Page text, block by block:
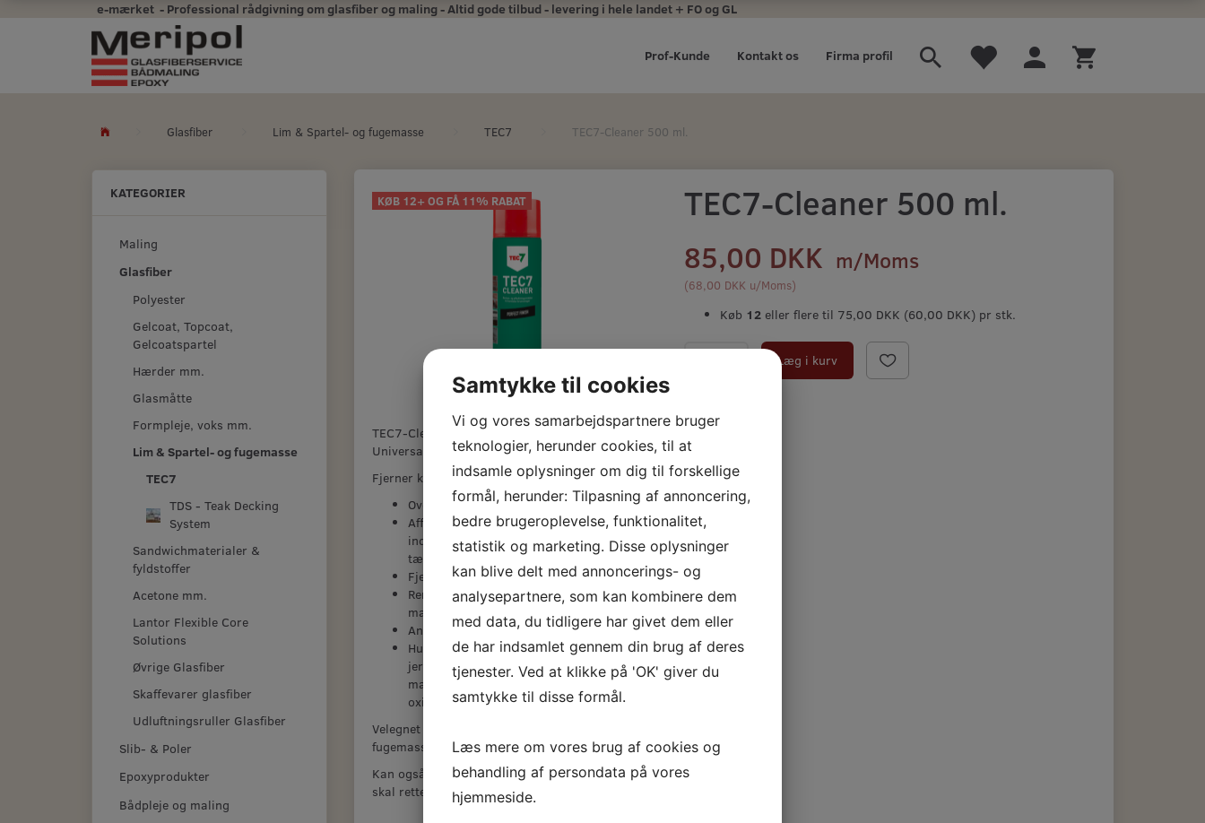
e-mærket - Professional rådgivning om glasfiber og maling - Altid gode tilbud - levering i hele landet + FO og GL
Firma profil
Kontakt os
Prof-Kunde
Glasfiber Lim & Spartel- og fugemasse TEC7 TEC7-Cleaner 500 ml.
KATEGORIER
Maling
Glasfiber
Polyester
Gelcoat, Topcoat,
Gelcoatspartel
Hærder mm.
Glasmåtte
Formpleje, voks mm.
Lim & Spartel- og fugemasse
TEC7
TDS - Teak Decking
System
Sandwichmaterialer &
fyldstoffer
Acetone mm.
Lantor Flexible Core
Solutions
Øvrige Glasfiber
Skaffevarer glasfiber
Udluftningsruller Glasfiber
Slib- & Poler
Epoxyprodukter
Bådpleje og maling
KØB 12+ OG FÅ 11% RABAT
TEC7-Cleaner 500 ml. Spray.
Universalt affedtnings- og rengøringsmiddel.
Fjerner kemisk forurening.
Overfladebehandling af samlinger.
Affedtning og rengøring af alle overflader
inden brug af klæbe- og
tætningsprodukter.
Fjernelse af klistermærke- og limrester.
Rengøring og affedtning af værktøj og
maskiner.
Angriber ikke lak eller syntetisk materiale.
Hurtig og sikker affedtning af jern- og ikke-
jernholdige metaller før limning eller
maling. Tec7 Cleaner danner ikke noget
oxidlag med letmetaller.
Velegnet til affedtning inden påførsel af TEC7
fugemasse.
Kan også bruges til at spraye på fugen når man
skal rette af.
TEC7-Cleaner 500 ml.
85,00 DKK m/Moms
(68,00 DKK u/Moms)
Køb 12 eller flere til 75,00 DKK (60,00 DKK) pr stk.
Læg i kurv
Samtykke til cookies
Vi og vores samarbejdspartnere bruger
teknologier, herunder cookies, til at
indsamle oplysninger om dig til forskellige
formål, herunder: Tilpasning af annoncering,
bedre brugeroplevelse, funktionalitet,
statistik og marketing. Disse oplysninger
kan blive delt med annoncerings- og
analysepartnere, som kan kombinere dem
med data, du tidligere har givet dem eller
de har indsamlet gennem din brug af deres
tjenester. Ved at klikke på 'OK' giver du
samtykke til disse formål.
Læs mere om vores brug af cookies og
behandling af persondata på vores
hjemmeside.